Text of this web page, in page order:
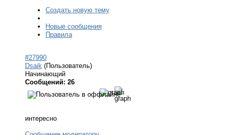
Создать новую тему
Новые сообщения
Правила
#27990
Dsaik (Пользователь)
Начинающий
Сообщений: 26
интересно